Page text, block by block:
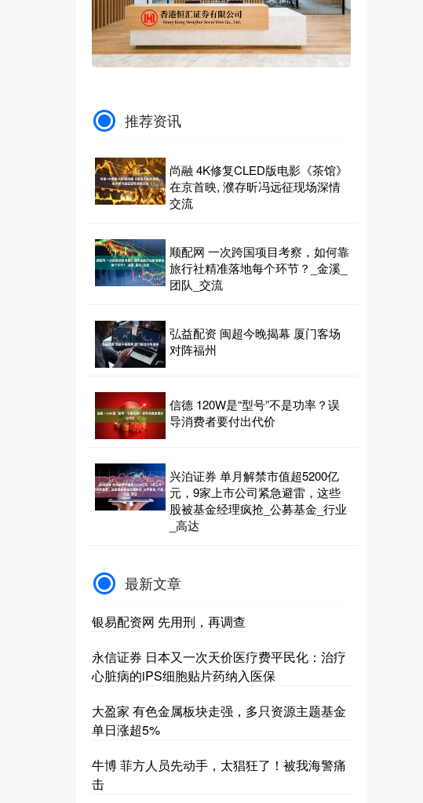
推荐资讯
尚融 4K修复CLED版电影《茶馆》
在京首映, 濮存昕冯远征现场深情
交流
顺配网 一次跨国项目考察，如何靠
旅行社精准落地每个环节？_金溪_
团队_交流
弘益配资 闽超今晚揭幕 厦门客场
对阵福州
信德 120W是“型号”不是功率？误
导消费者要付出代价
兴泊证券 单月解禁市值超5200亿
元，9家上市公司紧急避雷，这些
股被基金经理疯抢_公募基金_行业
_高达
最新文章
银易配资网 先用刑，再调查
永信证券 日本又一次天价医疗费平民化：治疗
心脏病的iPS细胞贴片药纳入医保
大盈家 有色金属板块走强，多只资源主题基金
单日涨超5%
牛博 菲方人员先动手，太猖狂了！被我海警痛
击